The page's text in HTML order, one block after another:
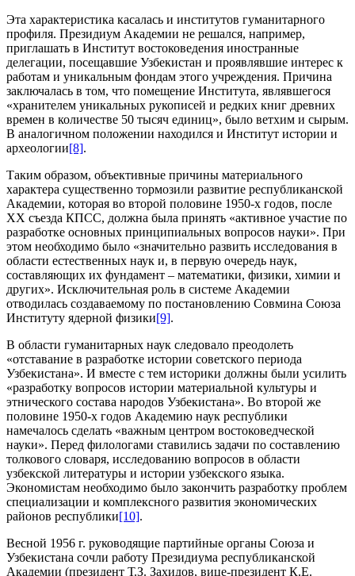
Эта характеристика касалась и институтов гуманитарного
профиля. Президиум Академии не решался, например,
приглашать в Институт востоковедения иностранные
делегации, посещавшие Узбекистан и проявлявшие интерес к
работам и уникальным фондам этого учреждения. Причина
заключалась в том, что помещение Института, являвшегося
«хранителем уникальных рукописей и редких книг древних
времен в количестве 50 тысяч единиц», было ветхим и сырым.
В аналогичном положении находился и Институт истории и
археологии[8].
Таким образом, объективные причины материального
характера существенно тормозили развитие республиканской
Академии, которая во второй половине 1950-х годов, после
ХХ съезда КПСС, должна была принять «активное участие по
разработке основных принципиальных вопросов науки». При
этом необходимо было «значительно развить исследования в
области естественных наук и, в первую очередь наук,
составляющих их фундамент – математики, физики, химии и
других». Исключительная роль в системе Академии
отводилась создаваемому по постановлению Совмина Союза
Институту ядерной физики[9].
В области гуманитарных наук следовало преодолеть
«отставание в разработке истории советского периода
Узбекистана». И вместе с тем историки должны были усилить
«разработку вопросов истории материальной культуры и
этнического состава народов Узбекистана». Во второй же
половине 1950-х годов Академию наук республики
намечалось сделать «важным центром востоковедческой
науки». Перед филологами ставились задачи по составлению
толкового словаря, исследованию вопросов в области
узбекской литературы и истории узбекского языка.
Экономистам необходимо было закончить разработку проблем
специализации и комплексного развития экономических
районов республики[10].
Весной 1956 г. руководящие партийные органы Союза и
Узбекистана сочли работу Президиума республиканской
Академии (президент Т.З. Захидов, вице-президент К.Е.